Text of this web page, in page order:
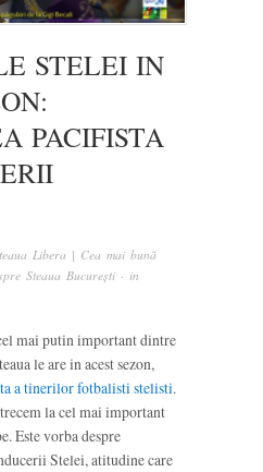
STELEI IN
PACIFISTA
Libera | Cea mai bună
Steaua București · in
mai putin important dintre
le are in acest sezon,
a tinerilor fotbalisti stelisti.
la cel mai important
Este vorba despre
Stelei, atitudine care